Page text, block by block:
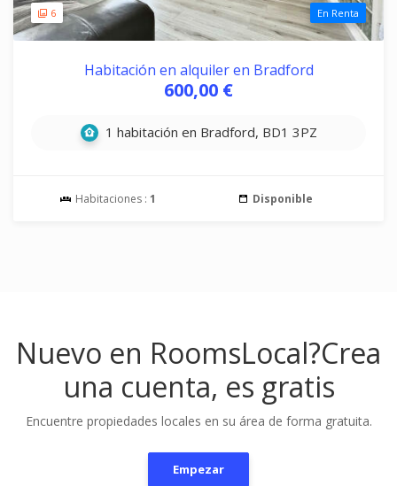
6 En Renta
Habitación en alquiler en Bradford
600,00 €
1 habitación en Bradford, BD1 3PZ
Habitaciones : 1 Disponible
Nuevo en RoomsLocal?Crea
una cuenta, es gratis
Encuentre propiedades locales en su área de forma gratuita.
Empezar